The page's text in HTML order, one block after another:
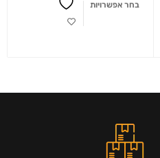
בחר אפשרויות